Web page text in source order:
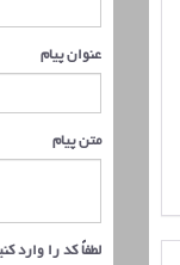
عنوان پیام
متن پیام
لطفاً کد را وارد